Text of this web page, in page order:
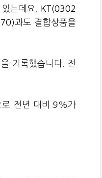
는데요.
KT(0302
과도 결합상품을
기록했습니다. 전
전년 대비 9%가